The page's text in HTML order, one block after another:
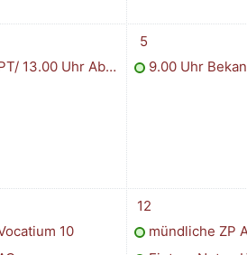
Mittwoch, 4. Juni
13.00 Uhr Abiturprüfungskonferenz
1 Termin,
5
9.00 Uhr Bekanntgabe der Ergebnisse der
Juni Mittwoch, 11. Juni
10
2 Termine,
12
mündliche ZP